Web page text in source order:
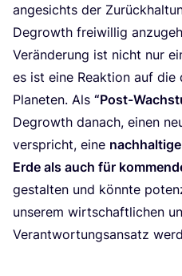
ange­sichts der
Degrowth frei­wil­lig
Ver­än­de­rung ist nicht nur
es ist eine Reak­ti­on auf die
Pla­ne­ten. Als “Post-
Degrowth danach, einen
ver­spricht, eine
Erde als auch für
gestal­ten und könn­te
unse­rem wirt­schaft­li­chen
Ver­ant­wor­tungs­an­satz